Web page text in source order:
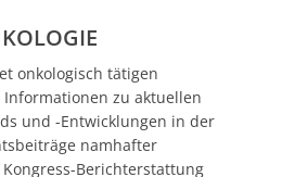
onkologisch tätigen
zu aktuellen
und -Entwicklungen in der
namhafter
Berichterstattung